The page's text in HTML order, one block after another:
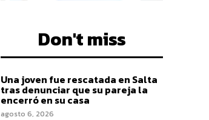
Don't miss
Una joven fue rescatada en Salta
tras denunciar que su pareja la
encerró en su casa
agosto 6, 2026